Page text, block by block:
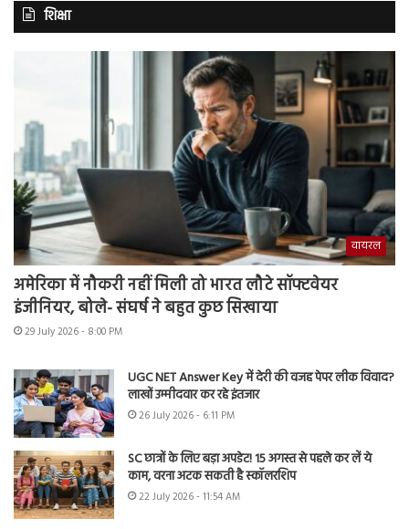
शिक्षा
वायरल
अमेरिका में नौकरी नहीं मिली तो भारत लौटे सॉफ्टवेयर
इंजीनियर, बोले- संघर्ष ने बहुत कुछ सिखाया
29 July 2026 - 8:00 PM
UGC NET Answer Key में देरी की वजह पेपर लीक विवाद?
लाखों उम्मीदवार कर रहे इंतजार
26 July 2026 - 6:11 PM
SC छात्रों के लिए बड़ा अपडेट! 15 अगस्त से पहले कर लें ये
काम, वरना अटक सकती है स्कॉलरशिप
22 July 2026 - 11:54 AM